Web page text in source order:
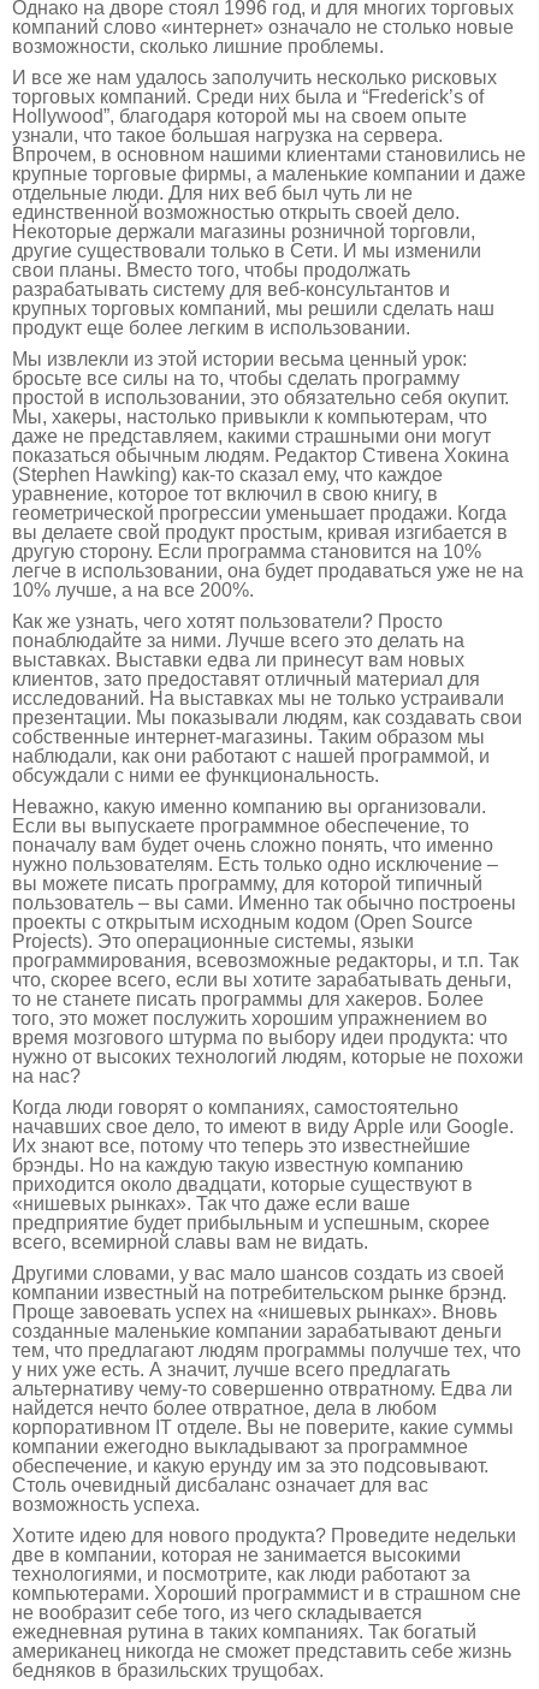
Однако на дворе стоял 1996 год, и для многих торговых
компаний слово «интернет» означало не столько новые
возможности, сколько лишние проблемы.
И все же нам удалось заполучить несколько рисковых
торговых компаний. Среди них была и “Frederick’s of
Hollywood”, благодаря которой мы на своем опыте
узнали, что такое большая нагрузка на сервера.
Впрочем, в основном нашими клиентами становились не
крупные торговые фирмы, а маленькие компании и даже
отдельные люди. Для них веб был чуть ли не
единственной возможностью открыть своей дело.
Некоторые держали магазины розничной торговли,
другие существовали только в Сети. И мы изменили
свои планы. Вместо того, чтобы продолжать
разрабатывать систему для веб-консультантов и
крупных торговых компаний, мы решили сделать наш
продукт еще более легким в использовании.
Мы извлекли из этой истории весьма ценный урок:
бросьте все силы на то, чтобы сделать программу
простой в использовании, это обязательно себя окупит.
Мы, хакеры, настолько привыкли к компьютерам, что
даже не представляем, какими страшными они могут
показаться обычным людям. Редактор Стивена Хокина
(Stephen Hawking) как-то сказал ему, что каждое
уравнение, которое тот включил в свою книгу, в
геометрической прогрессии уменьшает продажи. Когда
вы делаете свой продукт простым, кривая изгибается в
другую сторону. Если программа становится на 10%
легче в использовании, она будет продаваться уже не на
10% лучше, а на все 200%.
Как же узнать, чего хотят пользователи? Просто
понаблюдайте за ними. Лучше всего это делать на
выставках. Выставки едва ли принесут вам новых
клиентов, зато предоставят отличный материал для
исследований. На выставках мы не только устраивали
презентации. Мы показывали людям, как создавать свои
собственные интернет-магазины. Таким образом мы
наблюдали, как они работают с нашей программой, и
обсуждали с ними ее функциональность.
Неважно, какую именно компанию вы организовали.
Если вы выпускаете программное обеспечение, то
поначалу вам будет очень сложно понять, что именно
нужно пользователям. Есть только одно исключение –
вы можете писать программу, для которой типичный
пользователь – вы сами. Именно так обычно построены
проекты с открытым исходным кодом (Open Source
Projects). Это операционные системы, языки
программирования, всевозможные редакторы, и т.п. Так
что, скорее всего, если вы хотите зарабатывать деньги,
то не станете писать программы для хакеров. Более
того, это может послужить хорошим упражнением во
время мозгового штурма по выбору идеи продукта: что
нужно от высоких технологий людям, которые не похожи
на нас?
Когда люди говорят о компаниях, самостоятельно
начавших свое дело, то имеют в виду Apple или Google.
Их знают все, потому что теперь это известнейшие
брэнды. Но на каждую такую известную компанию
приходится около двадцати, которые существуют в
«нишевых рынках». Так что даже если ваше
предприятие будет прибыльным и успешным, скорее
всего, всемирной славы вам не видать.
Другими словами, у вас мало шансов создать из своей
компании известный на потребительском рынке брэнд.
Проще завоевать успех на «нишевых рынках». Вновь
созданные маленькие компании зарабатывают деньги
тем, что предлагают людям программы получше тех, что
у них уже есть. А значит, лучше всего предлагать
альтернативу чему-то совершенно отвратному. Едва ли
найдется нечто более отвратное, дела в любом
корпоративном IT отделе. Вы не поверите, какие суммы
компании ежегодно выкладывают за программное
обеспечение, и какую ерунду им за это подсовывают.
Столь очевидный дисбаланс означает для вас
возможность успеха.
Хотите идею для нового продукта? Проведите недельки
две в компании, которая не занимается высокими
технологиями, и посмотрите, как люди работают за
компьютерами. Хороший программист и в страшном сне
не вообразит себе того, из чего складывается
ежедневная рутина в таких компаниях. Так богатый
американец никогда не сможет представить себе жизнь
бедняков в бразильских трущобах.